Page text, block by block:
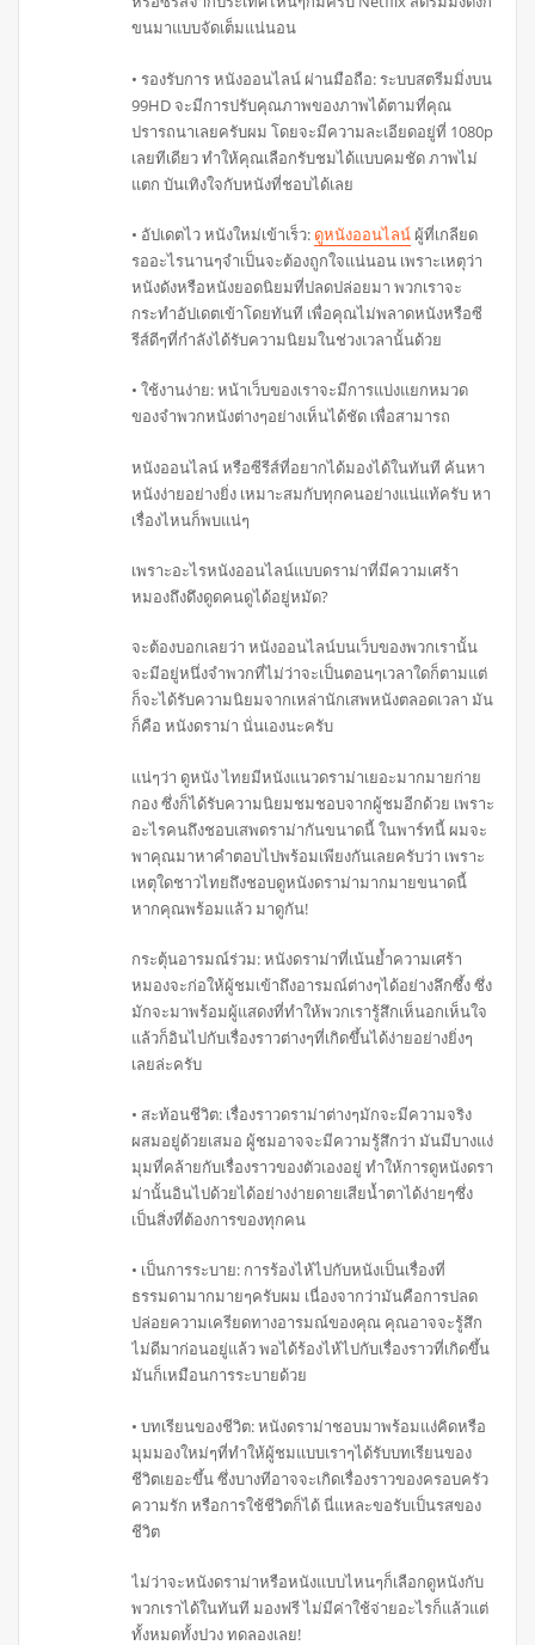
ขนมาแบบจัดเต็มแน่นอน
• รองรับการ หนังออนไลน์ ผ่านมือถือ: ระบบสตรีมมิ่งบน
99HD จะมีการปรับคุณภาพของภาพได้ตามที่คุณ
ปรารถนาเลยครับผม โดยจะมีความละเอียดอยู่ที่ 1080p
เลยทีเดียว ทำให้คุณเลือกรับชมได้แบบคมชัด ภาพไม่
แตก บันเทิงใจกับหนังที่ชอบได้เลย
• อัปเดตไว หนังใหม่เข้าเร็ว: ดูหนังออนไลน์ผู้ที่เกลียด
รออะไรนานๆจำเป็นจะต้องถูกใจแน่นอน เพราะเหตุว่า
หนังดังหรือหนังยอดนิยมที่ปลดปล่อยมา พวกเราจะ
กระทำอัปเดตเข้าโดยทันที เพื่อคุณไม่พลาดหนังหรือซี
รีส์ดีๆที่กำลังได้รับความนิยมในช่วงเวลานั้นด้วย
• ใช้งานง่าย: หน้าเว็บของเราจะมีการแบ่งแยกหมวด
ของจำพวกหนังต่างๆอย่างเห็นได้ชัด เพื่อสามารถ
หนังออนไลน์ หรือซีรีส์ที่อยากได้มองได้ในทันที ค้นหา
หนังง่ายอย่างยิ่ง เหมาะสมกับทุกคนอย่างแน่แท้ครับ หา
เรื่องไหนก็พบแน่ๆ
เพราะอะไรหนังออนไลน์แบบดราม่าที่มีความเศร้า
หมองถึงดึงดูดคนดูได้อยู่หมัด?
จะต้องบอกเลยว่า หนังออนไลน์บนเว็บของพวกเรานั้น
จะมีอยู่หนึ่งจำพวกที่ไม่ว่าจะเป็นตอนๆเวลาใดก็ตามแต่
ก็จะได้รับความนิยมจากเหล่านักเสพหนังตลอดเวลา มัน
ก็คือ หนังดราม่า นั่นเองนะครับ
แน่ๆว่า ดูหนัง ไทยมีหนังแนวดราม่าเยอะมากมายก่าย
กอง ซึ่งก็ได้รับความนิยมชมชอบจากผู้ชมอีกด้วย เพราะ
อะไรคนถึงชอบเสพดราม่ากันขนาดนี้ ในพาร์ทนี้ ผมจะ
พาคุณมาหาคำตอบไปพร้อมเพียงกันเลยครับว่า เพราะ
เหตุใดชาวไทยถึงชอบดูหนังดราม่ามากมายขนาดนี้
หากคุณพร้อมแล้ว มาดูกัน!
กระตุ้นอารมณ์ร่วม: หนังดราม่าที่เน้นย้ำความเศร้า
หมองจะก่อให้ผู้ชมเข้าถึงอารมณ์ต่างๆได้อย่างลึกซึ้ง ซึ่ง
มักจะมาพร้อมผู้แสดงที่ทำให้พวกเรารู้สึกเห็นอกเห็นใจ
แล้วก็อินไปกับเรื่องราวต่างๆที่เกิดขึ้นได้ง่ายอย่างยิ่งๆ
เลยล่ะครับ
• สะท้อนชีวิต: เรื่องราวดราม่าต่างๆมักจะมีความจริง
ผสมอยู่ด้วยเสมอ ผู้ชมอาจจะมีความรู้สึกว่า มันมีบางแง่
มุมที่คล้ายกับเรื่องราวของตัวเองอยู่ ทำให้การดูหนังดรา
ม่านั้นอินไปด้วยได้อย่างง่ายดายเสียน้ำตาได้ง่ายๆซึ่ง
เป็นสิ่งที่ต้องการของทุกคน
• เป็นการระบาย: การร้องไห้ไปกับหนังเป็นเรื่องที่
ธรรมดามากมายๆครับผม เนื่องจากว่ามันคือการปลด
ปล่อยความเครียดทางอารมณ์ของคุณ คุณอาจจะรู้สึก
ไม่ดีมาก่อนอยู่แล้ว พอได้ร้องไห้ไปกับเรื่องราวที่เกิดขึ้น
มันก็เหมือนการระบายด้วย
• บทเรียนของชีวิต: หนังดราม่าชอบมาพร้อมแง่คิดหรือ
มุมมองใหม่ๆที่ทำให้ผู้ชมแบบเราๆได้รับบทเรียนของ
ชีวิตเยอะขึ้น ซึ่งบางทีอาจจะเกิดเรื่องราวของครอบครัว
ความรัก หรือการใช้ชีวิตก็ได้ นี่แหละขอรับเป็นรสของ
ชีวิต
ไม่ว่าจะหนังดราม่าหรือหนังแบบไหนๆก็เลือกดูหนังกับ
พวกเราได้ในทันที มองฟรี ไม่มีค่าใช้จ่ายอะไรก็แล้วแต่
ทั้งหมดทั้งปวง ทดลองเลย!